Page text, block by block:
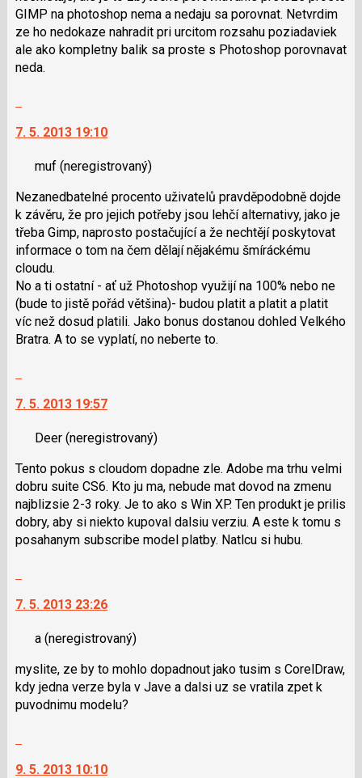
GIMP na photoshop nema a nedaju sa porovnat. Netvrdim
ze ho nedokaze nahradit pri urcitom rozsahu poziadaviek
ale ako kompletny balik sa proste s Photoshop porovnavat
neda.
další
názor.
navigaci
lze
použít
i
klávesy
N
pro
následující
a
předchozí
názor
7. 5. 2013 19:10
muf (neregistrovaný)
Nezanedbatelné procento uživatelů pravděpodobně dojde
k závěru, že pro jejich potřeby jsou lehčí alternativy, jako je
třeba Gimp, naprosto postačující a že nechtějí poskytovat
informace o tom na čem dělají nějakému šmíráckému
cloudu.
No a ti ostatní - ať už Photoshop využijí na 100% nebo ne
(bude to jistě pořád většina)- budou platit a platit a platit
víc než dosud platili. Jako bonus dostanou dohled Velkého
Bratra. A to se vyplatí, no neberte to.
další
názor.
navigaci
lze
použít
i
klávesy
následující
P
předchozí
nový
názor
7. 5. 2013 19:57
Deer (neregistrovaný)
Tento pokus s cloudom dopadne zle. Adobe ma trhu velmi
dobru suite CS6. Kto ju ma, nebude mat dovod na zmenu
najblizsie 2-3 roky. Je to ako s Win XP. Ten produkt je prilis
dobry, aby si niekto kupoval dalsiu verziu. A este k tomu s
posahanym subscribe model platby. Natlcu si hubu.
další
názor.
navigaci
lze
použít
N
7. 5. 2013 23:26
a (neregistrovaný)
myslite, ze by to mohlo dopadnout jako tusim s CorelDraw,
kdy jedna verze byla v Jave a dalsi uz se vratila zpet k
puvodnimu modelu?
další
9. 5. 2013 10:10